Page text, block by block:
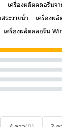
เครื่องผลิตคลอรีนจา
ระว่ายน้ำ เครื่องผลิ
เครื่องผลิตคลอรีน